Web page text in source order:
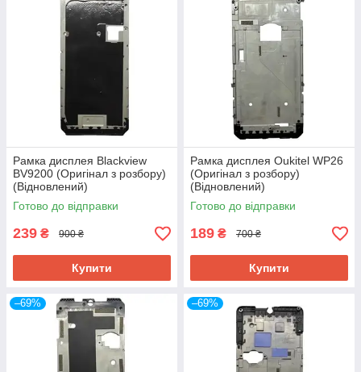
Рамка дисплея Blackview
BV9200 (Оригінал з розбору)
(Відновлений)
Готово до відправки
239 ₴ 900 ₴
Купити
Рамка дисплея Oukitel WP26
(Оригінал з розбору)
(Відновлений)
Готово до відправки
189 ₴ 700 ₴
Купити
–69% –69%